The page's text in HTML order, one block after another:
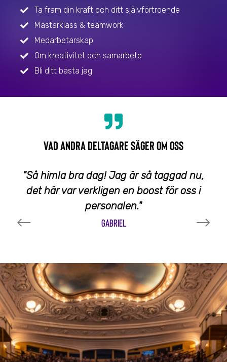
Ta fram din kraft och ditt självförtroende
Mästarklass & teamwork
Medarbetarskap
Om kreativitet och samarbete
Bli ditt bästa jag
VAD ANDRA DELTAGARE SÄGER OM OSS
"Så himla bra dag! Jag är så taggad nu,
det här var verkligen en boost för oss i
personalen."
GABRIEL